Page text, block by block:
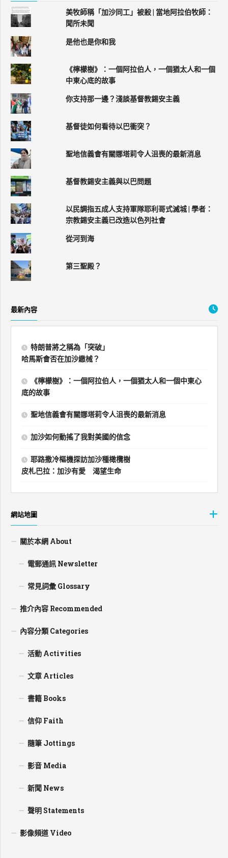
美牧師稱「加沙同工」被殺 | 當地阿拉伯牧師：
聞所未聞
是他也是你和我
《檸檬樹》：一個阿拉伯人，一個猶太人和一個
中東心底的故事
你支持那一邊？淺談基督教錫安主義
基督徒如何看待以巴衝突？
聖地信義會有關娜塔莉令人沮喪的最新消息
基督教錫安主義與以巴問題
以民調指五成人支持軍隊耶利哥式滅城 | 學者：
宗教錫安主義已改造以色列社會
從河到海
第三聖殿？
最新內容
特朗普將之稱為「突破」
哈馬斯會否在加沙繳械？
《檸檬樹》：一個阿拉伯人，一個猶太人和一個中東心
底的故事
聖地信義會有關娜塔莉令人沮喪的最新消息
加沙如何動搖了我對美國的信念
耶路撒冷樞機探訪加沙種橄欖樹
皮札巴拉：加沙有愛 渴望生命
網站地圖
關於本網 About
電郵通訊 Newsletter
常見詞彙 Glossary
推介內容 Recommended
內容分類 Categories
活動 Activities
文章 Articles
書籍 Books
信仰 Faith
隨筆 Jottings
影音 Media
新聞 News
聲明 Statements
影像頻道 Video